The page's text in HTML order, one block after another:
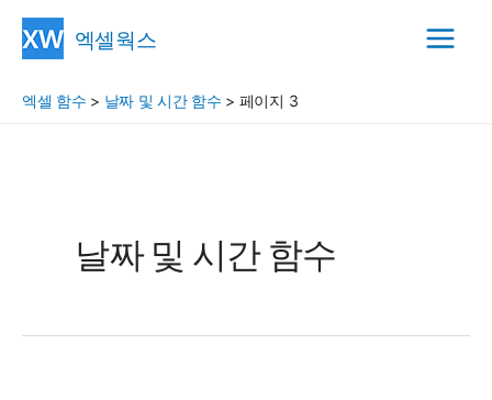
엑셀웍스
엑셀 함수 > 날짜 및 시간 함수 > 페이지 3
날짜 및 시간 함수